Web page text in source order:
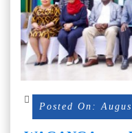
Posted On: